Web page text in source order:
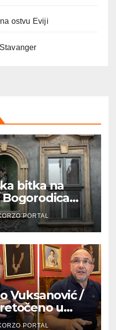
ostvu Eviji
bitka na
Podgrađu
PORTAL
Vuksanović /
u
PORTAL